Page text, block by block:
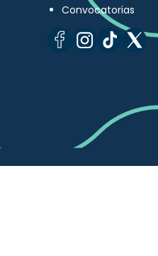
Convocatorias